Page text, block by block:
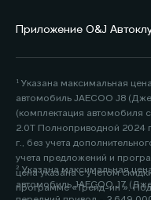
Приложение O&J
¹ Указана максимальная
автомобиль JAECOO J8
(комплектация автомобиля
2.0Т Полноприводной 2024
г., без учета
учета предложений и
цена указана с учетом
программе «Трейд-ин ».
² Указана максимальная
автомобиль JAECOO J7